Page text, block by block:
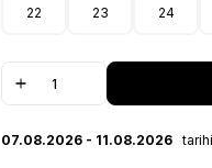
22 23 24
07.08.2026 - 11.08.2026